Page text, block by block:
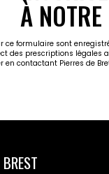
À
ce formulaire sont
des prescriptions légales
en contactant Pierres de